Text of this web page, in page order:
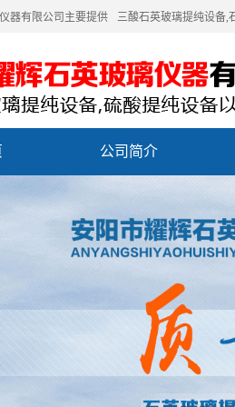
器有限公司主要提供 三酸石英玻璃提纯设备,
公司简介